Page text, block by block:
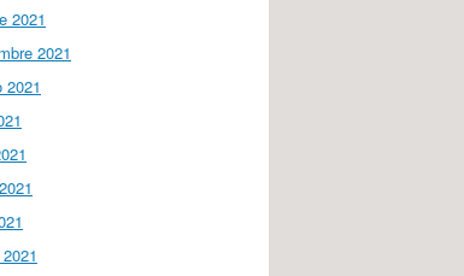
2021
2021
2021